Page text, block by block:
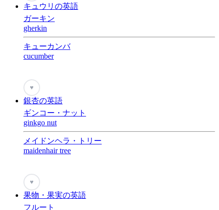
キュウリの英語
ガーキン
gherkin
キューカンバ
cucumber
♥
銀杏の英語
ギンコー・ナット
ginkgo nut
メイドンヘラ・トリー
maidenhair tree
♥
果物・果実の英語
フルート